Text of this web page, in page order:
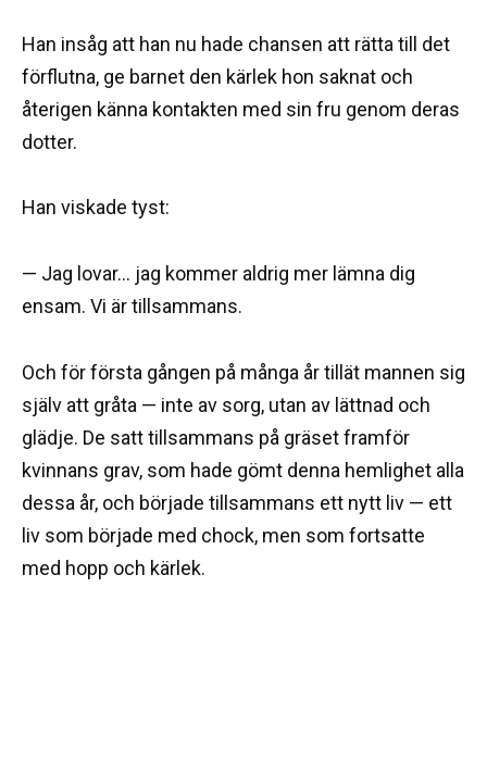
Han insåg att han nu hade chansen att rätta till det
förflutna, ge barnet den kärlek hon saknat och
återigen känna kontakten med sin fru genom deras
dotter.
Han viskade tyst:
— Jag lovar… jag kommer aldrig mer lämna dig
ensam. Vi är tillsammans.
Och för första gången på många år tillät mannen sig
själv att gråta — inte av sorg, utan av lättnad och
glädje. De satt tillsammans på gräset framför
kvinnans grav, som hade gömt denna hemlighet alla
dessa år, och började tillsammans ett nytt liv — ett
liv som började med chock, men som fortsatte
med hopp och kärlek.